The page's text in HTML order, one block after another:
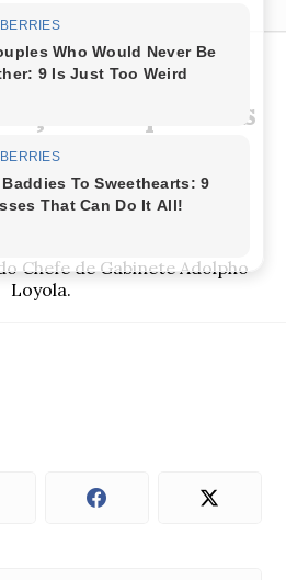
oficializa
de prédios
construir
tecnológico
ao governador Jerônimo
Chefe de Gabinete Adolpho
Loyola.